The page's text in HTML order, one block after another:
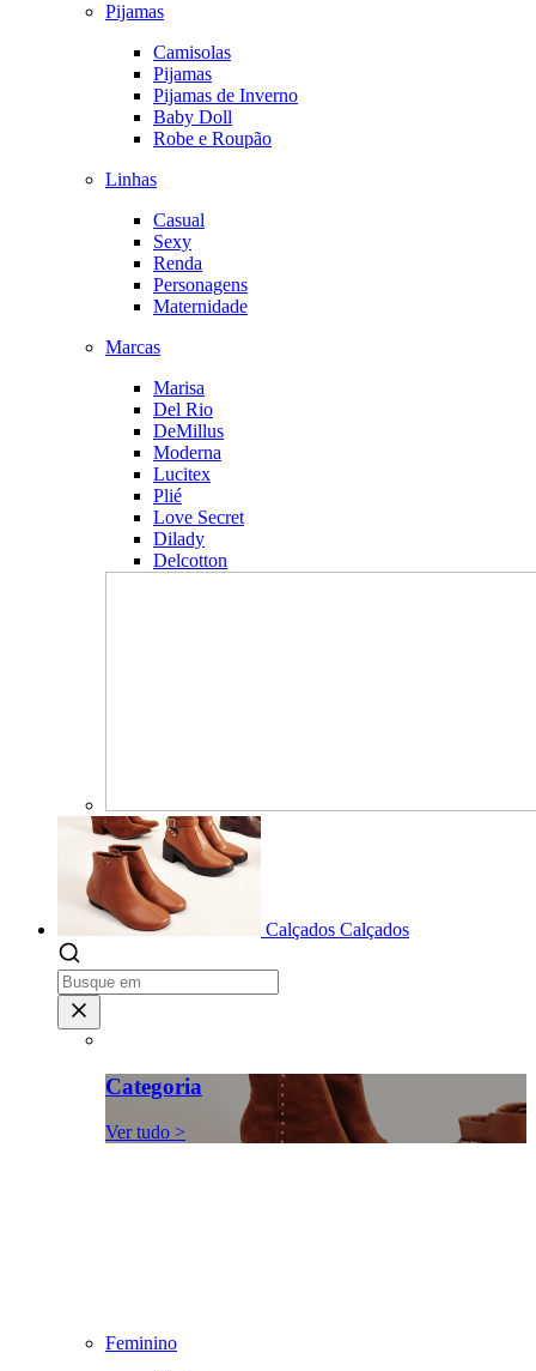
Pijamas
Camisolas
Pijamas
Pijamas de Inverno
Baby Doll
Robe e Roupão
Linhas
Casual
Sexy
Renda
Personagens
Maternidade
Marcas
Marisa
Del Rio
DeMillus
Moderna
Lucitex
Plié
Love Secret
Dilady
Delcotton
Calçados Calçados
Categoria
Ver tudo >
Feminino